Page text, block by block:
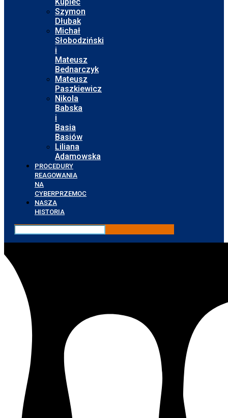
Szymon
Dłubak
Michał
Słobodziński
i
Mateusz
Bednarczyk
Mateusz
Paszkiewicz
Nikola
Babska
i
Basia
Basiów
Liliana
Adamowska
PROCEDURY
REAGOWANIA
NA
CYBERPRZEMOC
NASZA
HISTORIA